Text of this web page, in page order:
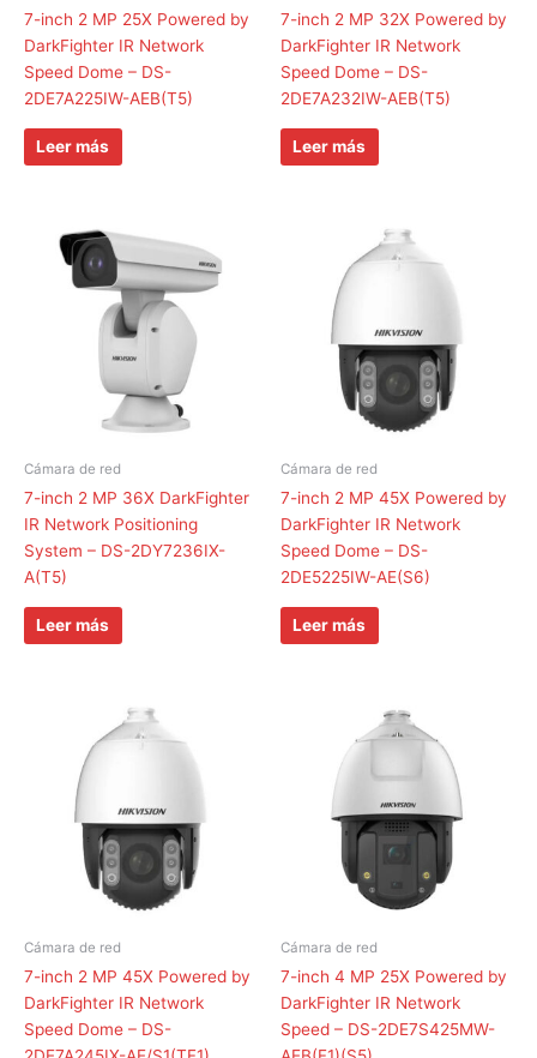
7-inch 2 MP 25X Powered by
DarkFighter IR Network
Speed Dome – DS-
2DE7A225IW-AEB(T5)
Leer más
7-inch 2 MP 32X Powered by
DarkFighter IR Network
Speed Dome – DS-
2DE7A232IW-AEB(T5)
Leer más
Cámara de red
7-inch 2 MP 36X DarkFighter
IR Network Positioning
System – DS-2DY7236IX-
A(T5)
Leer más
Cámara de red
7-inch 2 MP 45X Powered by
DarkFighter IR Network
Speed Dome – DS-
2DE5225IW-AE(S6)
Leer más
Cámara de red
7-inch 2 MP 45X Powered by
DarkFighter IR Network
Speed Dome – DS-
Cámara de red
7-inch 4 MP 25X Powered by
DarkFighter IR Network
Speed – DS-2DE7S425MW-